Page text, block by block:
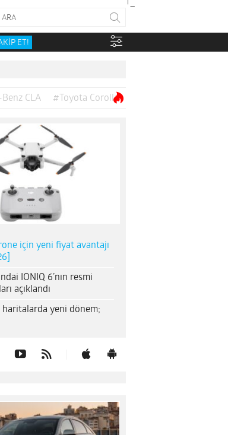
ET!
CLA #Toyota Corolla
için yeni fiyat avantajı
IONIQ 6’nın resmi
açıklandı
haritalarda yeni dönem;